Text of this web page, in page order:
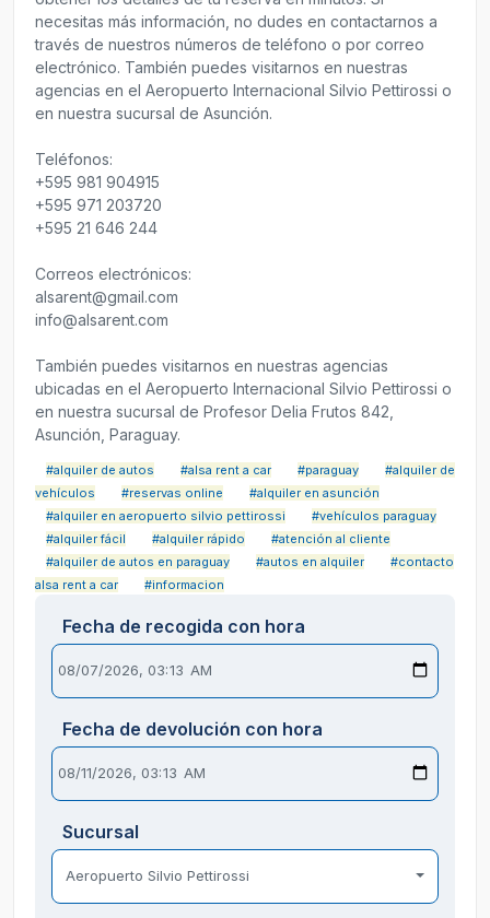
necesitas más información, no dudes en contactarnos a
través de nuestros números de teléfono o por correo
electrónico. También puedes visitarnos en nuestras
agencias en el Aeropuerto Internacional Silvio Pettirossi o
en nuestra sucursal de Asunción.
Teléfonos:
+595 981 904915
+595 971 203720
+595 21 646 244
Correos electrónicos:
alsarent@gmail.com
info@alsarent.com
También puedes visitarnos en nuestras agencias
ubicadas en el Aeropuerto Internacional Silvio Pettirossi o
en nuestra sucursal de Profesor Delia Frutos 842,
Asunción, Paraguay.
#alquiler de autos #alsa rent a car #paraguay
#alquiler de
vehículos
#reservas online
#alquiler en asunción
#alquiler en aeropuerto silvio pettirossi
#vehículos paraguay
#alquiler fácil
#alquiler rápido
#atención al cliente
#alquiler de autos en paraguay
#autos en alquiler
#contacto
alsa rent a car
#informacion
Fecha de recogida con hora
Fecha de devolución con hora
Sucursal
Aeropuerto Silvio Pettirossi